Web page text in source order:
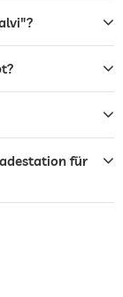
für